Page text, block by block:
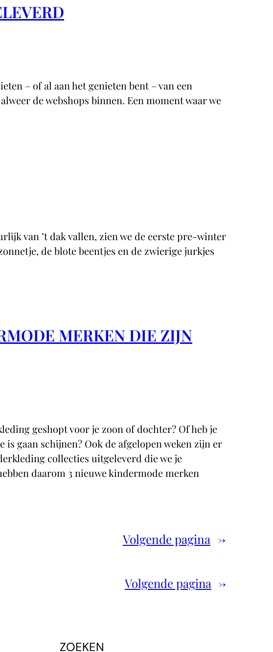
– of al aan het genieten bent – van een
de webshops binnen. Een moment waar we
van ’t dak vallen, zien we de eerste pre-winter
de blote beentjes en de zwierige jurkjes
MERKEN DIE ZIJN
geshopt voor je zoon of dochter? Of heb je
is gaan schijnen? Ook de afgelopen weken zijn er
collecties uitgeleverd die we je
daarom 3 nieuwe kindermode merken
Volgende pagina →
Volgende pagina →
ZOEKEN